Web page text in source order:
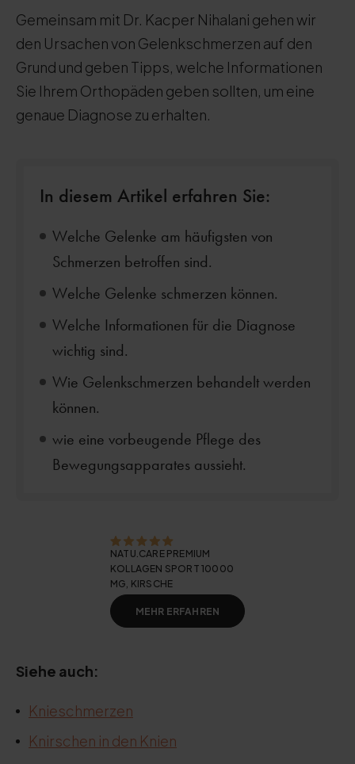
Gemeinsam mit Dr. Kacper Nihalani gehen wir
den Ursachen von Gelenkschmerzen auf den
Grund und geben Tipps, welche Informationen
Sie Ihrem Orthopäden geben sollten, um eine
genaue Diagnose zu erhalten.
In diesem Artikel erfahren Sie:
Welche Gelenke am häufigsten von
Schmerzen betroffen sind.
Welche Gelenke schmerzen können.
Welche Informationen für die Diagnose
wichtig sind.
Wie Gelenkschmerzen behandelt werden
können.
wie eine vorbeugende Pflege des
Bewegungsapparates aussieht.
NATU.CARE PREMIUM
KOLLAGEN SPORT 10000
MG, KIRSCHE
MEHR ERFAHREN
Siehe auch:
Knieschmerzen
Knirschen in den Knien